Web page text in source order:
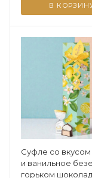
В
Суфле со вкусом
и ванильное
горьком